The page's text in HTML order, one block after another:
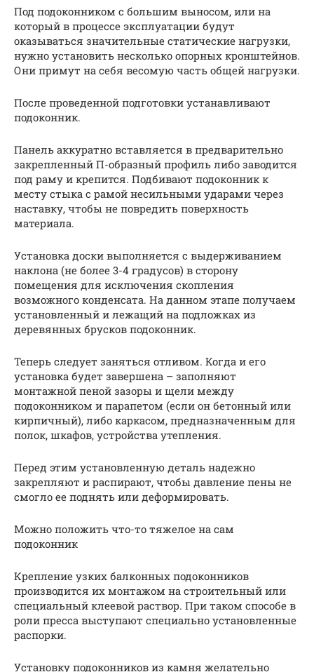
Под подоконником с большим выносом, или на
который в процессе эксплуатации будут
оказываться значительные статические нагрузки,
нужно установить несколько опорных кронштейнов.
Они примут на себя весомую часть общей нагрузки.
После проведенной подготовки устанавливают
подоконник.
Панель аккуратно вставляется в предварительно
закрепленный П-образный профиль либо заводится
под раму и крепится. Подбивают подоконник к
месту стыка с рамой несильными ударами через
наставку, чтобы не повредить поверхность
материала.
Установка доски выполняется с выдерживанием
наклона (не более 3-4 градусов) в сторону
помещения для исключения скопления
возможного конденсата. На данном этапе получаем
установленный и лежащий на подложках из
деревянных брусков подоконник.
Теперь следует заняться отливом. Когда и его
установка будет завершена – заполняют
монтажной пеной зазоры и щели между
подоконником и парапетом (если он бетонный или
кирпичный), либо каркасом, предназначенным для
полок, шкафов, устройства утепления.
Перед этим установленную деталь надежно
закрепляют и распирают, чтобы давление пены не
смогло ее поднять или деформировать.
Можно положить что-то тяжелое на сам
подоконник
Крепление узких балконных подоконников
производится их монтажом на строительный или
специальный клеевой раствор. При таком способе в
роли пресса выступают специально установленные
распорки.
Установку подоконников из камня желательно